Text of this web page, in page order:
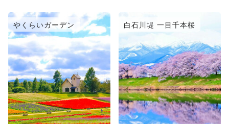
やくらいガーデン 白石川堤 一目千本桜